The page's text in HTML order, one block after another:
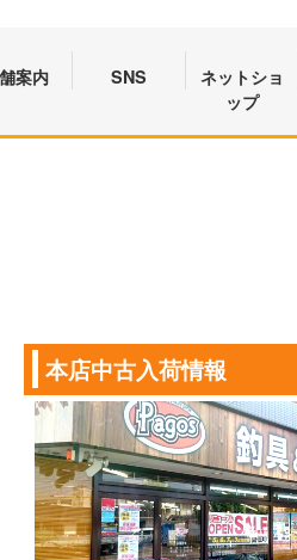
案内 SNS
ネットショ
ップ
本店中古入荷情報